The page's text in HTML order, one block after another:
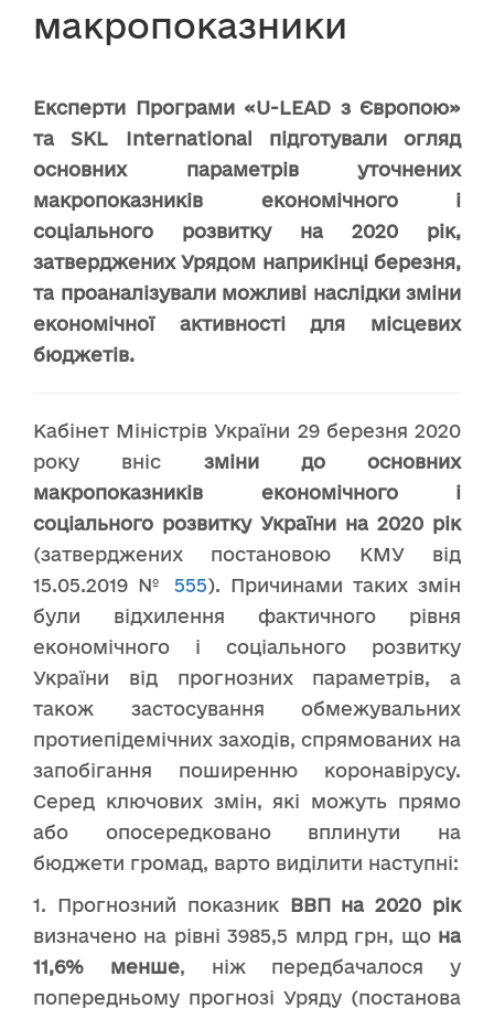
макропоказники
Експерти Програми «U-LEAD з Європою»
та SKL International підготували огляд
основних параметрів уточнених
макропоказників економічного і
соціального розвитку на 2020 рік,
затверджених Урядом наприкінці березня,
та проаналізували можливі наслідки зміни
економічної активності для місцевих
бюджетів.
Кабінет Міністрів України 29 березня 2020
року вніс зміни до основних
макропоказників економічного і
соціального розвиткуУкраїни на 2020 рік
(затверджених постановою КМУ від
15.05.2019 № 555). Причинами таких змін
були відхилення фактичного рівня
економічного і соціального розвитку
України від прогнозних параметрів, а
також застосування обмежувальних
протиепідемічних заходів, спрямованих на
запобігання поширенню коронавірусу.
Серед ключових змін, які можуть прямо
або опосередковано вплинути на
бюджети громад, варто виділити наступні:
1. Прогнозний показник ВВП на 2020 рік
визначено на рівні 3985,5 млрд грн, що на
11,6% менше, ніж передбачалося у
попередньому прогнозі Уряду (постанова